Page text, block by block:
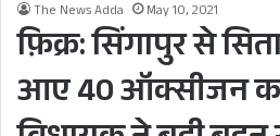
The News Adda May 10, 2021
फ़िक्र: सिंगापुर से
आए 40 ऑक्सीजन